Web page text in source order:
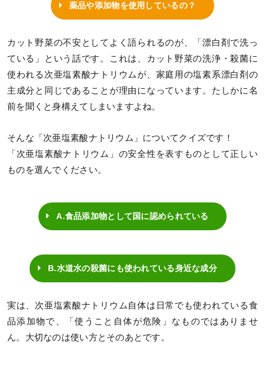
薬品や添加物を使用しているの？
カット野菜の不安としてよく語られるのが、「漂白剤で洗っ
ている」という話です。これは、カット野菜の洗浄・殺菌に
使われる次亜塩素酸ナトリウムが、家庭用の塩素系漂白剤の
主成分と同じであることが理由になっています。たしかに名
前を聞くと身構えてしまいますよね。
そんな「次亜塩素酸ナトリウム」についてクイズです！
「次亜塩素酸ナトリウム」の安全性を表すものとして正しい
ものを選んでください。
A.食品添加物として国に認められている
B.水道水の殺菌にも使われている身近な成分
実は、次亜塩素酸ナトリウム自体は日常でも使われている食
品添加物で、「使うこと自体が危険」なものではありませ
ん。大切なのは使い方とそのあとです。